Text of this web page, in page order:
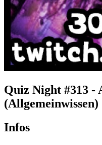
Quiz Night #313 -
(Allgemeinwissen)
Infos